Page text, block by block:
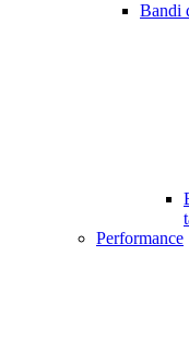
Bandi
Performance